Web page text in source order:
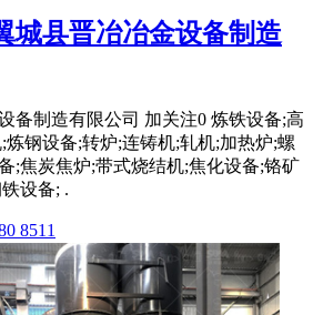
城县晋冶冶金设备制造
备制造有限公司 加关注0 炼铁设备;高
炼钢设备;转炉;连铸机;轧机;加热炉;螺
;焦炭焦炉;带式烧结机;焦化设备;铬矿
设备; .
8511